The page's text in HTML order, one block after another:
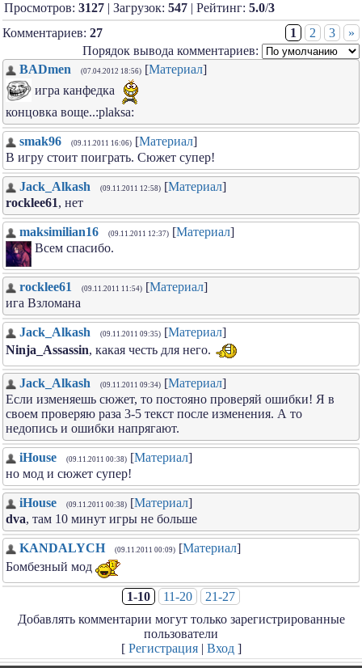
Просмотров: 3127 | Загрузок: 547 | Рейтинг: 5.0/3
Комментариев: 27 1 2 3
»
Порядок вывода комментариев:
BADmen
(07.04.2012 18:56) [Материал]
игра канфедка
концовка воще..:plaksa:
smak96 (09.11.2011 16:06) [Материал]
В игру стоит поиграть. Сюжет супер!
Jack_Alkash (09.11.2011 12:58) [Материал]
rocklee61, нет
maksimilian16 (09.11.2011 12:37) [Материал]
Всем спасибо.
rocklee61 (09.11.2011 11:54) [Материал]
ига Взломана
Jack_Alkash (09.11.2011 09:35) [Материал]
Ninja_Assassin, какая честь для него.
Jack_Alkash (09.11.2011 09:34) [Материал]
Если изменяешь сюжет, то постояно проверяй ошибки! Я в
своем проверяю раза 3-5 текст после изменения. А то
недопись и ошибки напрягают.
iHouse (09.11.2011 00:38) [Материал]
но мод и сюжет супер!
iHouse (09.11.2011 00:38) [Материал]
dva, там 10 минут игры не больше
KANDALYCH (09.11.2011 00:09) [Материал]
Бомбезный мод
1-10 11-20
21-27
Добавлять комментарии могут только зарегистрированные
пользователи
[ Регистрация| Вход]